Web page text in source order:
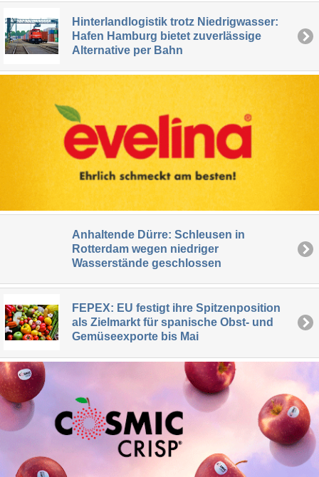
Hinterlandlogistik trotz Niedrigwasser:
Hafen Hamburg bietet zuverlässige
Alternative per Bahn
Anhaltende Dürre: Schleusen in
Rotterdam wegen niedriger
Wasserstände geschlossen
FEPEX: EU festigt ihre Spitzenposition
als Zielmarkt für spanische Obst- und
Gemüseexporte bis Mai